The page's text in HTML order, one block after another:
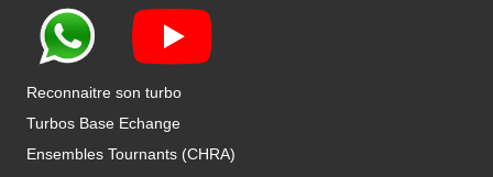
Reconnaitre son turbo
Turbos Base Echange
Ensembles Tournants (CHRA)